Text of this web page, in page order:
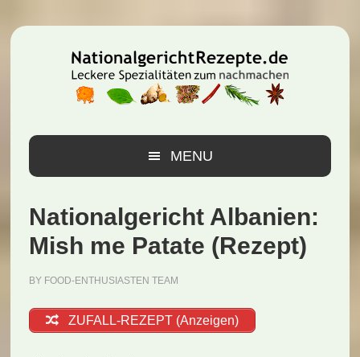
Hauptnavigation
Inhalt
Seitenspalte
MENU
Nationalgericht Albanien:
Mish me Patate (Rezept)
BY FOOD-ENTHUSIASTEN TEAM
ZUFALL-REZEPT (Anzeigen)